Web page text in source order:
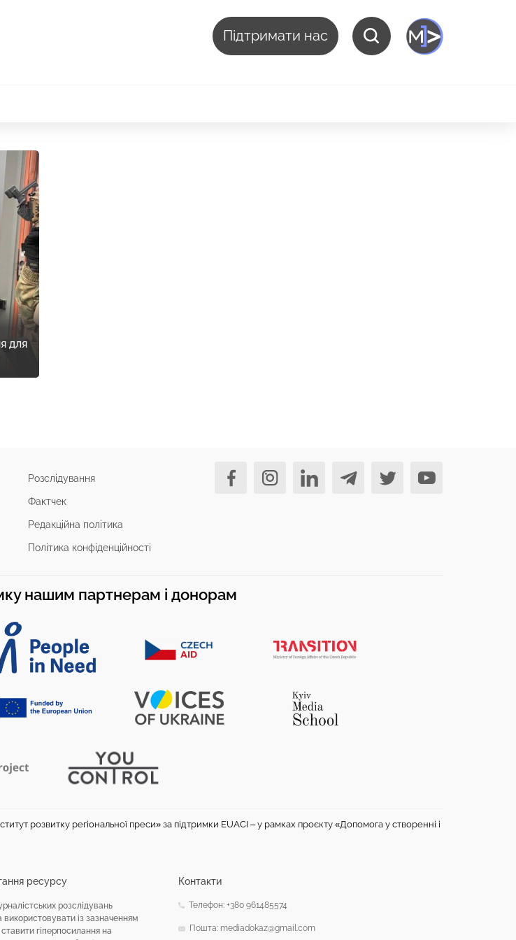
Підтримати нас
для
Розслідування
Фактчек
Редакційна політика
Політика конфіденційності
нашим партнерам і донорам
розвитку регіональної преси» за підтримки EUACI – у рамках проєкту «Допомога у створенні і
ресурсу
розслідувань
із зазначенням
гіперпосилання на
Контакти
Телефон: +380 961485574
Пошта: mediadokaz@gmail.com